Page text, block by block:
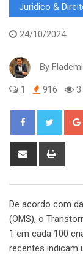
Juridico &
24/10/2024
By
1 916 3
Share
De acordo com
(OMS), o
1 em cada 100
recentes indicam